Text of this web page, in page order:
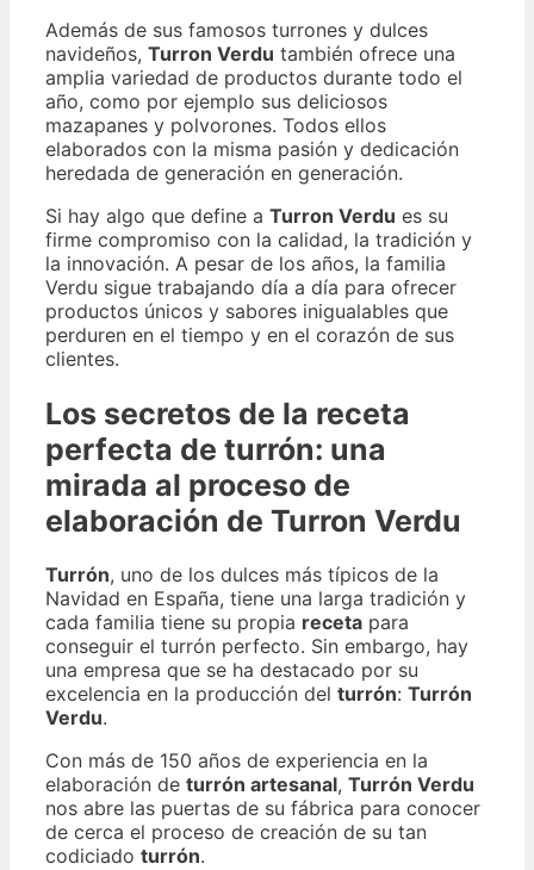
Además de sus famosos turrones y dulces
navideños, Turron Verdu también ofrece una
amplia variedad de productos durante todo el
año, como por ejemplo sus deliciosos
mazapanes y polvorones. Todos ellos
elaborados con la misma pasión y dedicación
heredada de generación en generación.
Si hay algo que define a Turron Verdu es su
firme compromiso con la calidad, la tradición y
la innovación. A pesar de los años, la familia
Verdu sigue trabajando día a día para ofrecer
productos únicos y sabores inigualables que
perduren en el tiempo y en el corazón de sus
clientes.
Los secretos de la receta
perfecta de turrón: una
mirada al proceso de
elaboración de Turron Verdu
Turrón, uno de los dulces más típicos de la
Navidad en España, tiene una larga tradición y
cada familia tiene su propia receta para
conseguir el turrón perfecto. Sin embargo, hay
una empresa que se ha destacado por su
excelencia en la producción del turrón: Turrón
Verdu.
Con más de 150 años de experiencia en la
elaboración de turrón artesanal, Turrón Verdu
nos abre las puertas de su fábrica para conocer
de cerca el proceso de creación de su tan
codiciado turrón.